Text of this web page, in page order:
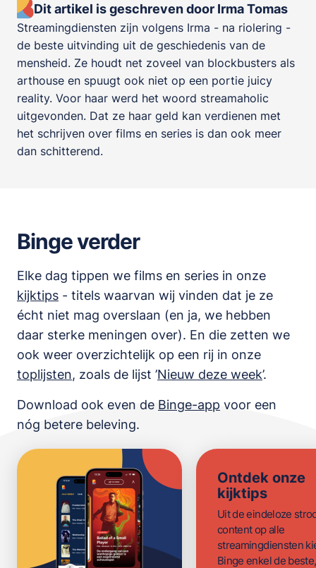
Dit artikel is geschreven door Irma Tomas
Streamingdiensten zijn volgens Irma - na riolering -
de beste uitvinding uit de geschiedenis van de
mensheid. Ze houdt net zoveel van blockbusters als
arthouse en spuugt ook niet op een portie juicy
reality. Voor haar werd het woord streamaholic
uitgevonden. Dat ze haar geld kan verdienen met
het schrijven over films en series is dan ook meer
dan schitterend.
Binge verder
Elke dag tippen we films en series in onze
kijktips - titels waarvan wij vinden dat je ze
écht niet mag overslaan (en ja, we hebben
daar sterke meningen over). En die zetten we
ook weer overzichtelijk op een rij in onze
toplijsten, zoals de lijst ’Nieuw deze week’.
Download ook even de Binge-app voor een
nóg betere beleving.
Ontdek onze
kijktips
Uit de eindeloze
content op alle
streamingdiensten
Binge enkel de beste,